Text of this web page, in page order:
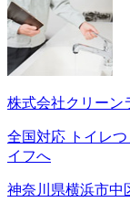
株式会社クリーン
全国対応 トイレ
イフへ
神奈川県横浜市中